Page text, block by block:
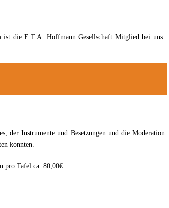
ist die E.T.A. Hoffmann Gesellschaft Mitglied bei uns.
der Instrumente und Besetzungen und die Moderation
konnten.
pro Tafel ca. 80,00€.